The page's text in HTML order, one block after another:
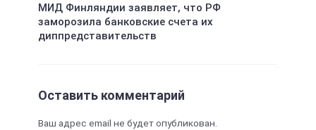
МИД Финляндии заявляет, что РФ
заморозила банковские счета их
диппредставительств
Оставить комментарий
Ваш адрес email не будет опубликован.